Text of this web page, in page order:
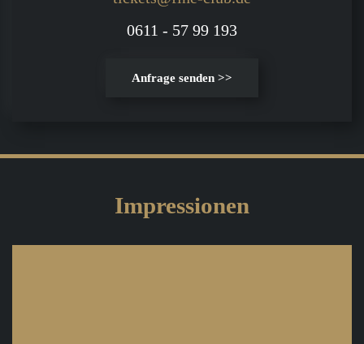
0611 - 57 99 193
Anfrage senden >>
Impressionen